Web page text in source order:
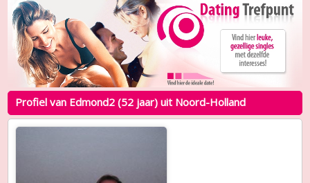
Profiel van Edmond2 (52 jaar) uit Noord-Holland